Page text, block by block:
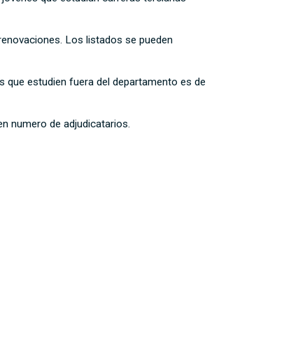
Los listados se pueden
que estudien fuera del departamento es de
numero de adjudicatarios.